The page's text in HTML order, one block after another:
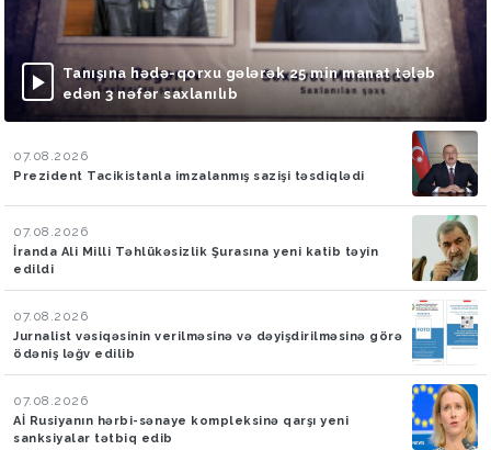
Tanışına hədə-qorxu gələrək 25 min manat tələb
edən 3 nəfər saxlanılıb
07.08.2026
Prezident Tacikistanla imzalanmış sazişi təsdiqlədi
07.08.2026
İranda Ali Milli Təhlükəsizlik Şurasına yeni katib təyin
edildi
07.08.2026
Jurnalist vəsiqəsinin verilməsinə və dəyişdirilməsinə görə
ödəniş ləğv edilib
07.08.2026
Aİ Rusiyanın hərbi-sənaye kompleksinə qarşı yeni
sanksiyalar tətbiq edib